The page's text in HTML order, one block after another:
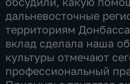
дальневосточные
территориям
вклад сделала наша
культуры отмечают
профессиональный